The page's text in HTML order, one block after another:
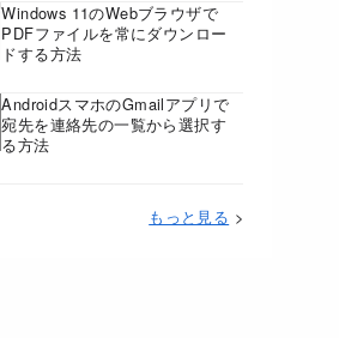
Windows 11のWebブラウザで
PDFファイルを常にダウンロー
ドする方法
AndroidスマホのGmailアプリで
宛先を連絡先の一覧から選択す
る方法
もっと見る >